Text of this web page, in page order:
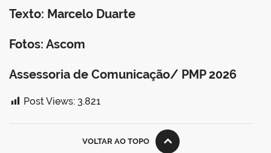
Texto: Marcelo Duarte
Fotos: Ascom
Assessoria de Comunicação/ PMP 2026
Post Views: 3.821
VOLTAR AO TOPO